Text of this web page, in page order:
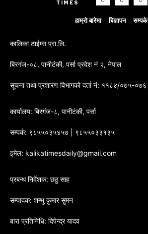
TIMES
हाम्रो बारेमा बिज्ञापन सम्पर्क
कालिका टाईम्स प्रा.लि.
बिरगंज-०८, पानीटंकी, पर्सा प्रदेश नं २, नेपाल
सूचना तथा प्रशारण विभागको दर्ता नं: ११८४/०७५-०७६
कार्यालय: बिरगंज-८, पानीटंकी, पर्सा
सम्पर्क: ९८५५०३५४५७ | ९८५५०३३१३५
इमेल: kalikatimesdaily@gmail.com
प्रबन्ध निर्देशक: छठु साह
सम्पादक: शम्भु कुमार सुमन
बारा प्रतिनिधि: दिपेन्द्र यादव